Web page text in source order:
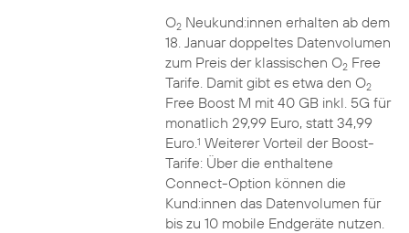
O2Neukund:innen erhalten ab dem
18. Januar doppeltes Datenvolumen
zum Preis der klassischen O2Free
Tarife. Damit gibt es etwa den O2
Free Boost M mit 40 GB inkl. 5G für
monatlich 29,99 Euro, statt 34,99
Euro.1 Weiterer Vorteil der Boost-
Tarife: Über die enthaltene
Connect-Option können die
Kund:innen das Datenvolumen für
bis zu 10 mobile Endgeräte nutzen.